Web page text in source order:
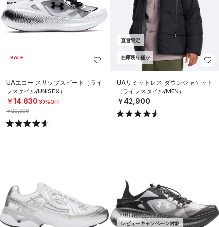
SALE
UAエコー スリップスピード（ライ
フスタイル/UNISEX）
￥14,630 30%OFF
￥20,900
直営限定
在庫残り僅か
UAリミットレス ダウンジャケット
（ライフスタイル/MEN）
￥42,900
レビューキャンペーン対象